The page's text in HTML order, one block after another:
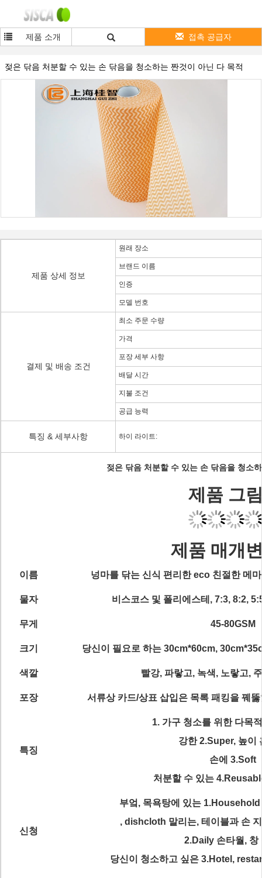
제품 소개 접촉 공급자
젖은 닦음 처분할 수 있는 손 닦음을 청소하는 짠것이 아닌 다 목적
제품 상세 정보
원래 장소
브랜드 이름
인증
모델 번호
결제 및 배송 조건
최소 주문 수량
가격
포장 세부 사항
배달 시간
지불 조건
공급 능력
특징 & 세부사항 하이 라이트:
젖은 닦음 처분할 수 있는 손 닦음을 청소
제품 그
제품 매개
이름 넝마를 닦는 신식 편리한 eco 친절한 메
물자 비스코스 및 폴리에스테, 7:3, 8:2,
무게 45-80GSM
크기 당신이 필요로 하는 30cm*60cm,
색깔 빨강, 파랗고, 녹색, 노랗고,
포장 서류상 카드/상표 삽입은 목록 패킹을 꿰
특징
1. 가구 청소를 위한 다목
강한 2.Super, 높이
손에 3.Soft
처분할 수 있는
신청
부엌, 목욕탕에 있는 1.Household
, dishcloth 말리는, 테이블과 손
2.Daily 손타월, 창
당신이 청소하고 싶은 3.Hotel,